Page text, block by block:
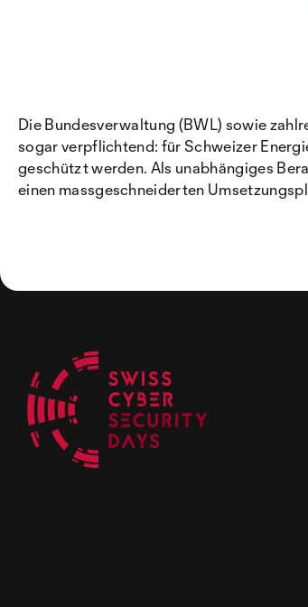
Die Bundesverwaltung (BWL) sowie
sogar verpflichtend: für Schweizer
geschützt werden. Als unabhängiges
einen massgeschneiderten